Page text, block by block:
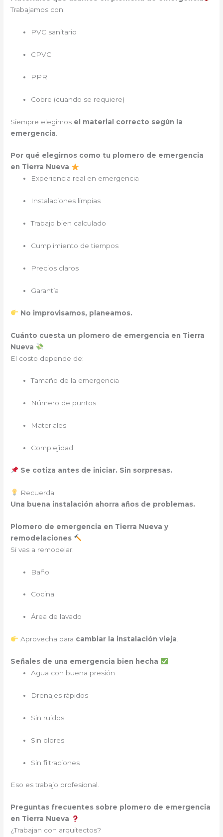
Trabajamos con:
PVC sanitario
CPVC
PPR
Cobre (cuando se requiere)
Siempre elegimos el material correcto según la
emergencia
Por qué elegirnos como tu plomero de emergencia
en Tierra Nueva
Experiencia real en emergencia
Instalaciones limpias
Trabajo bien calculado
Cumplimiento de tiempos
Precios claros
Garantía
No improvisamos, planeamos.
Cuánto cuesta un plomero de emergencia en Tierra
Nueva
El costo depende de:
Tamaño de la emergencia
Número de puntos
Materiales
Complejidad
Se cotiza antes de iniciar. Sin sorpresas.
Recuerda:
Una buena instalación ahorra años de problemas.
Plomero de emergencia en Tierra Nueva y
remodelaciones
Si vas a remodelar:
Baño
Cocina
Área de lavado
Aprovecha para cambiar la instalación vieja
Señales de una emergencia bien hecha
Agua con buena presión
Drenajes rápidos
Sin ruidos
Sin olores
Sin filtraciones
Eso es trabajo profesional.
Preguntas frecuentes sobre plomero de emergencia
en Tierra Nueva
¿Trabajan con arquitectos?